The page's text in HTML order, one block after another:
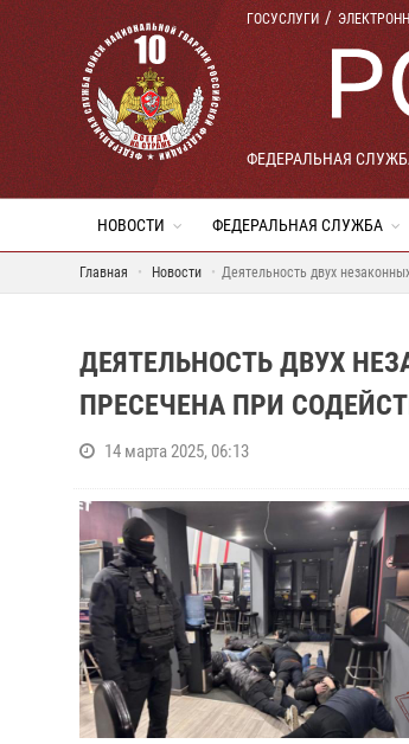
ГОСУСЛУГИ
ФЕДЕРАЛЬНАЯ
НОВОСТИ ФЕДЕРАЛЬНАЯ СЛУЖБА
Главная Новости Деятельность двух
ДЕЯТЕЛЬНОСТЬ ДВУХ
ПРЕСЕЧЕНА ПРИ
14 марта 2025, 06:13